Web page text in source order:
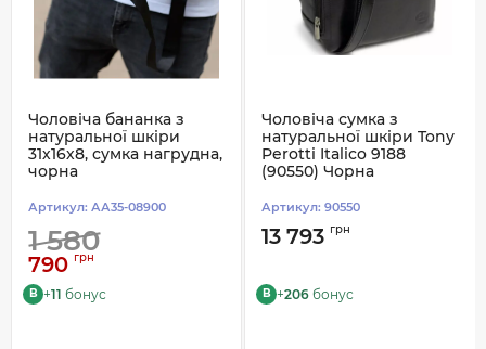
Чоловіча бананка з
натуральної шкіри
31х16х8, сумка нагрудна,
чорна
Артикул: АА35-08900
1 580
790 грн
B +11 бонус
Чоловіча сумка з
натуральної шкіри Tony
Perotti Italico 9188
(90550) Чорна
Артикул: 90550
13 793 грн
B +206 бонус